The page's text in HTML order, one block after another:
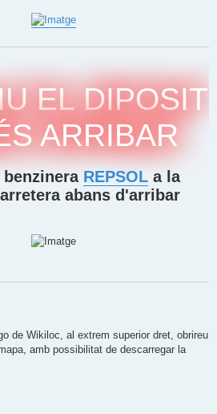
EL DIPOSIT
ARRIBAR
benzinera REPSOLa la
abans d'arribar
de Wikiloc, al extrem superior dret, obrireu
amb possibilitat de descarregar la